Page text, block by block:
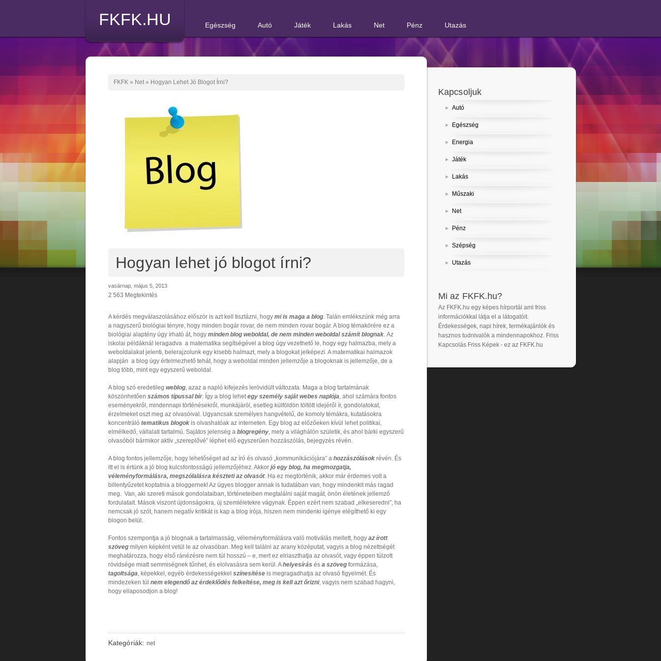
FKFK.HU Egészség Autó Játék Lakás Net Pénz Utazás
FKFK » Net» Hogyan Lehet Jó Blogot Írni?
Hogyan lehet jó blogot írni?
vasárnap, május 5, 2013
2 563 Megtekintés
A kérdés megválaszolásához először is azt kell tisztázni, hogy mi is maga a blog. Talán emlékszünk még arra
a nagyszerű biológiai tényre, hogy minden bogár rovar, de nem minden rovar bogár. A blog témakörére ez a
biológiai alaptény úgy írható át, hogy minden blog weboldal, de nem minden weboldal számít blognak. Az
iskolai példáknál leragadva a matematika segítségével a blog úgy vezethető le, hogy egy halmazba, mely a
weboldalakat jelenti, belerajzolunk egy kisebb halmazt, mely a blogokat jelképezi. A matematikai halmazok
alapján a blog úgy értelmezhető tehát, hogy a weboldal minden jellemzője a blogoknak is jellemzője, de a
blog több, mint egy egyszerű weboldal.
A blog szó eredetileg weblog, azaz a napló kifejezés lerövidült változata. Maga a blog tartalmának
köszönhetően számos típussal bír. Így a blog lehetegy személy saját webes naplója, ahol számára fontos
eseményekről, mindennapi történésekről, munkájáról, esetleg külföldön töltött idejéről ír, gondolatokat,
érzelmeket oszt meg az olvasóival. Ugyancsak személyes hangvételű, de komoly témákra, kutatásokra
koncentráló tematikus blogok is olvashatóak az interneten. Egy blog az előzőeken kívül lehet politikai,
elmélkedő, vállalati tartalmú. Sajátos jelenség a blogregény, mely a világhálón születik, és ahol bárki egyszerű
olvasóból bármikor aktív „szereplővé” léphet elő egyszerűen hozzászólás, bejegyzés révén.
A blog fontos jellemzője, hogy lehetőséget ad az író és olvasó „kommunikációjára” a hozzászólások révén. És
itt el is értünk a jó blog kulcsfontosságú jellemzőjéhez. Akkor jó egy blog, ha megmozgatja,
véleményformálásra, megszólalásra készteti az olvasót. Ha ez megtörténik, akkor már érdemes volt a
billentyűzetet koptatnia a bloggernek! Az ügyes blogger annak is tudatában van, hogy mindenkit más ragad
meg. Van, aki szereti mások gondolataiban, történeteiben megtalálni saját magát, önön életének jellemző
fordulatait. Mások viszont újdonságokra, új szemléletekre vágynak. Éppen ezért nem szabad „elkeseredni”, ha
nemcsak jó szót, hanem negatív kritikát is kap a blog írója, hiszen nem mindenki igénye elégíthető ki egy
blogon belül.
Fontos szempontja a jó blognak a tartalmasság, véleményformálásra való motiválás mellett, hogy az írott
szöveg milyen képként vetül le az olvasóban. Meg kell találni az arany középutat, vagyis a blog nézettségét
meghatározza, hogy első ránézésre nem túl hosszú – e, mert ez elriaszthatja az olvasót, vagy éppen túlzott
rövidsége miatt semmiségnek tűnhet, és elolvasásra sem kerül. Ahelyesírás és a szöveg formázása,
tagoltsága, képekkel, egyéb érdekességekkel színesítése is megragadhatja az olvasó figyelmét. És
mindezeken túl nem elegendő az érdeklődés felkeltése, meg is kell azt őrizni, vagyis nem szabad hagyni,
hogy ellaposodjon a blog!
Kategóriák: net
Kapcsoljuk
Autó
Egészség
Energia
Játék
Lakás
Műszaki
Net
Pénz
Szépség
Utazás
Mi az FKFK.hu?
Az FKFK.hu egy képes hírportál ami friss
információkkal látja el a látogatóit.
Érdekességek, napi hírek, termékajánlók és
hasznos tudnivalók a mindennapokhoz. Friss
Kapcsolás Friss Képek - ez az FKFK.hu